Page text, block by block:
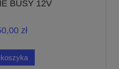
BUSY 12V
zł